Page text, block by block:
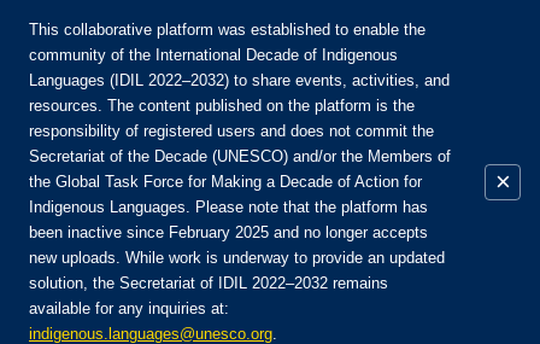
Rejoignez la communauté :
Login
FR
EN
ES
RU
Accueil
This collaborative platform was established to enable the
community of the International Decade of Indigenous
Languages (IDIL 2022–2032) to share events, activities, and
resources. The content published on the platform is the
responsibility of registered users and does not commit the
Secretariat of the Decade (UNESCO) and/or the Members of
the Global Task Force for Making a Decade of Action for
Indigenous Languages. Please note that the platform has
been inactive since February 2025 and no longer accepts
new uploads. While work is underway to provide an updated
solution, the Secretariat of IDIL 2022–2032 remains
available for any inquiries at:
indigenous.languages@unesco.org.
×